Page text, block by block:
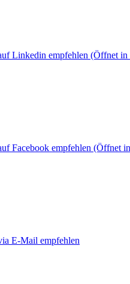
Linkedin empfehlen (Öffnet in
Facebook empfehlen (Öffnet
E-Mail empfehlen